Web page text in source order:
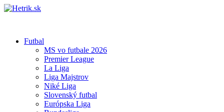
Futbal
MS vo futbale 2026
Premier League
La Liga
Liga Majstrov
Niké Liga
Slovenský futbal
Európska Liga